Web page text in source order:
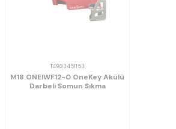
T4933451153
M18 ONEIWF12-0 OneKey Akülü
Darbeli Somun Sıkma